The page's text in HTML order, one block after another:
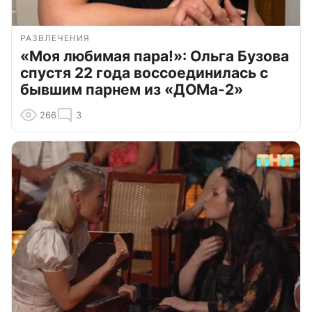
РАЗВЛЕЧЕНИЯ
«Моя любимая пара!»: Ольга Бузова
спустя 22 года воссоединилась с
бывшим парнем из «ДОМа-2»
266 3